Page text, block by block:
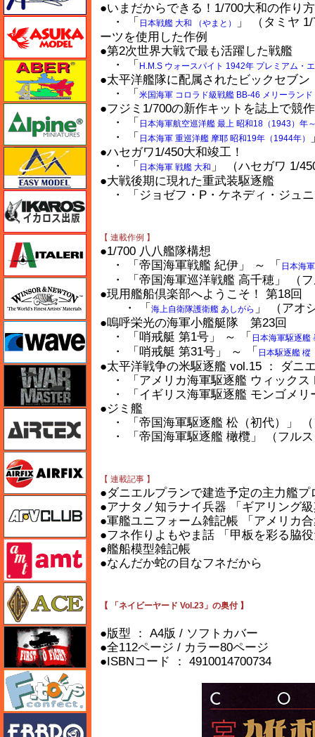
●いまだからできる！1/700大和の作り方
・ 「 日本戦艦 大和 （やまと）
」 （タミヤ
ーツを使用した作例
●第2次世界大戦で最も活躍した戦艦
・ 「 H.M.S ウォースパイト 1942年 プレミアム・
●太平洋艦隊に配属されたビックセブン
・ 「 米国海軍 コロラド級戦艦 BB-46 メリーラン
●フジミ1/700の新作キットを誌上で競作
・ 「 日本海軍航空巡洋艦 最上 昭和18（1943）年
・ 「 日本海軍 重巡洋艦 摩耶 昭和19年（1944年）
●ハセガワ1/450大和竣工！
・ 「 日本海軍 戦艦 大和 」 （ハセガワ 1/
●大戦後期に現れた重武装駆逐艦
・ 「ジョゼフ・P・ケネディ・ジュ
【 連載作例 】
●1/700 八八艦隊構想
・ 「帝国海軍戦艦 紀伊」 ～ 「 日本海
・ 「帝国海軍巡洋戦艦 高千穂」 （
●現用艦船倶楽部へようこそ！ 第18回
・ 「 海上自衛隊護衛艦 あしがら 」 （アオ
●嗚呼栄光の海軍小艦艇隊 第23回
・ 「哨戒艇 第1号」 ～ 「 日本海軍駆逐艦
・ 「哨戒艇 第31号」 ～ 「 日本駆逐艦 樅
●太平洋戦争の米駆逐艦 vol.15 ： ダニ
・ 「アメリカ海軍駆逐艦 ウィックス
・ 「イギリス海軍駆逐艦 モンゴメリ
●ジミ艦
・ 「帝国海軍駆逐艦 松（初代）」
・ 「帝国海軍駆逐艦 橄欖」 （フル
【 連載記事 】
●ダニエルプランで建造予定の主力艦プ
●アナタノ知ラナイ兵器 「ギアリング
●軍艦ユニフォーム雑記帳 「アメリカ
●フネ作りよもやま話 「甲板を彩る脇
●艦船模型雑記帳
●なんだか蛇の目なフネだから
【 「ネイビーヤード Vol.23」の奥付 】
●版型 ： A4版 / ソフトカバー
●全112ページ / カラー80ページ
●ISBNコード ： 4910014700734
アスカモデル
アベール
アルパイン
イージーモデル
イカロス出版
イタレリ
ウインザー＆ニュートン
ウェーブ
ウォーマスターズ
エアテックス
AFVクラブ
FTF